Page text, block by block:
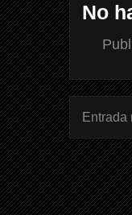
No
Entrada